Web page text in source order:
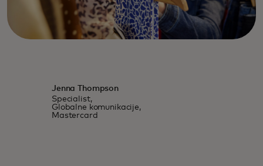
Jenna Thompson
Specialist,
Globalne komunikacije,
Mastercard